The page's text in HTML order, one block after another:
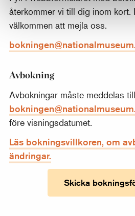
återkommer vi till dig inom
välkommen att mejla oss.
Avbokning
Avbokningar måste meddelas till
före visningsdatumet.
Läs bokningsvillkoren, om
ändringar.
Skicka